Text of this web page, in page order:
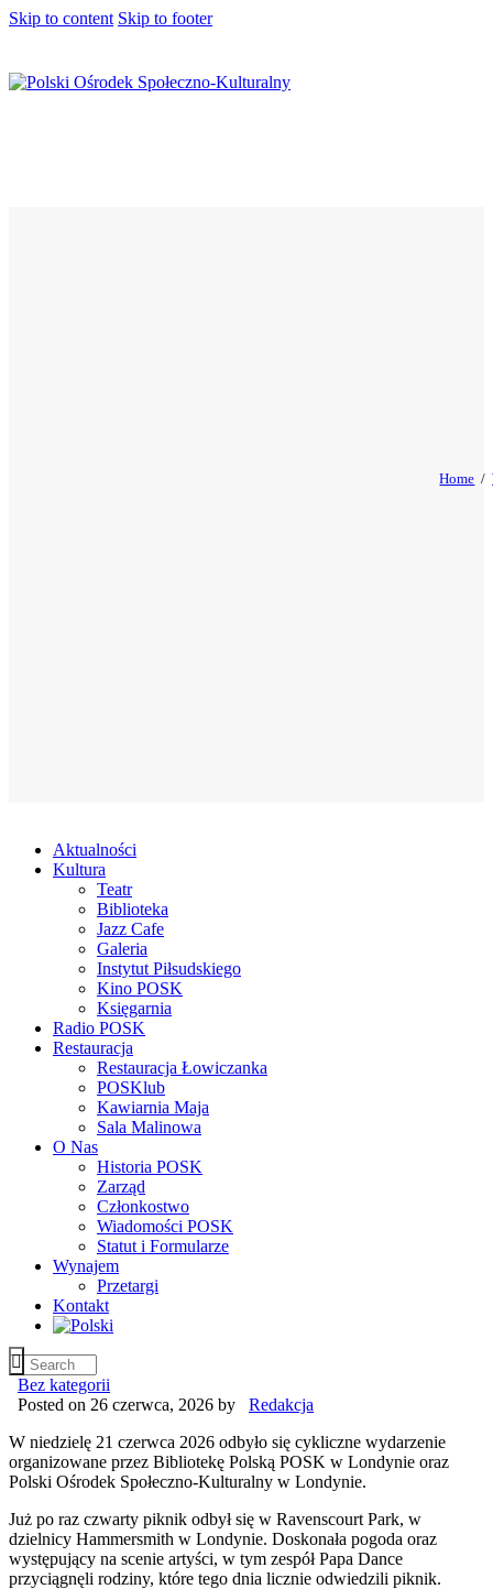
Skip to content Skip to footer
Home
Aktualności
Kultura
Teatr
Biblioteka
Jazz Cafe
Galeria
Instytut Piłsudskiego
Kino POSK
Księgarnia
Radio POSK
Restauracja
Restauracja Łowiczanka
POSKlub
Kawiarnia Maja
Sala Malinowa
O Nas
Historia POSK
Zarząd
Członkostwo
Wiadomości POSK
Statut i Formularze
Wynajem
Przetargi
Kontakt
Bez kategorii
Posted on 26 czerwca, 2026 by
Redakcja
W niedzielę 21 czerwca 2026 odbyło się cykliczne wydarzenie
organizowane przez Bibliotekę Polską POSK w Londynie oraz
Polski Ośrodek Społeczno-Kulturalny w Londynie.
Już po raz czwarty piknik odbył się w Ravenscourt Park, w
dzielnicy Hammersmith w Londynie. Doskonała pogoda oraz
występujący na scenie artyści, w tym zespół Papa Dance
przyciągnęli rodziny, które tego dnia licznie odwiedzili piknik.